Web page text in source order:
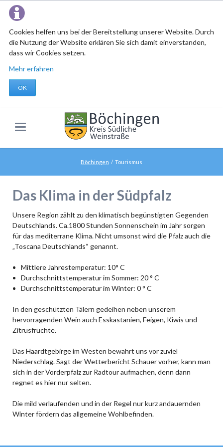
Cookies helfen uns bei der Bereitstellung unserer Website. Durch
die Nutzung der Website erklären Sie sich damit einverstanden,
dass wir Cookies setzen.
Mehr erfahren
OK
Böchingen Tourismus
Das Klima in der Südpfalz
Unsere Region zählt zu den klimatisch begünstigten Gegenden
Deutschlands. Ca.1800 Stunden Sonnenschein im Jahr sorgen
für das mediterrane Klima. Nicht umsonst wird die Pfalz auch die
„Toscana Deutschlands“ genannt.
Mittlere Jahrestemperatur: 10° C
Durchschnittstemperatur im Sommer: 20 ° C
Durchschnittstemperatur im Winter: 0 ° C
In den geschützten Tälern gedeihen neben unserem
hervorragenden Wein auch Esskastanien, Feigen, Kiwis und
Zitrusfrüchte.
Das Haardtgebirge im Westen bewahrt uns vor zuviel
Niederschlag. Sagt der Wetterbericht Schauer vorher, kann man
sich in der Vorderpfalz zur Radtour aufmachen, denn dann
regnet es hier nur selten.
Die mild verlaufenden und in der Regel nur kurz andauernden
Winter fördern das allgemeine Wohlbefinden.